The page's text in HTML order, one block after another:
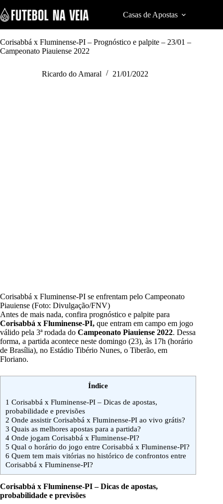
k
i
p
t
o
Casas de Apostas
Corisabbá x Fluminense-PI – Prognóstico e palpite – 23/01 –
Campeonato Piauiense 2022
Ricardo do Amaral 21/01/2022
Corisabbá x Fluminense-PI se enfrentam pelo Campeonato
Piauiense (Foto: Divulgação/FNV)
Antes de mais nada, confira prognóstico e palpite para
Corisabbá x Fluminense-PI, que entram em campo em jogo
válido pela 3ª rodada do Campeonato Piauiense 2022. Dessa
forma, a partida acontece neste domingo (23), às 17h (horário
de Brasília), no Estádio Tibério Nunes, o Tiberão, em
Floriano.
Índice
1 Corisabbá x Fluminense-PI – Dicas de apostas,
probabilidade e previsões
2 Onde assistir Corisabbá x Fluminense-PI ao vivo grátis?
3 Quais as melhores apostas para a partida?
4 Onde jogam Corisabbá x Fluminense-PI?
5 Qual o horário do jogo entre Corisabbá x Fluminense-PI?
6 Quem tem mais vitórias no histórico de confrontos entre
Corisabbá x Fluminense-PI?
Corisabbá x Fluminense-PI – Dicas de apostas,
probabilidade e previsões